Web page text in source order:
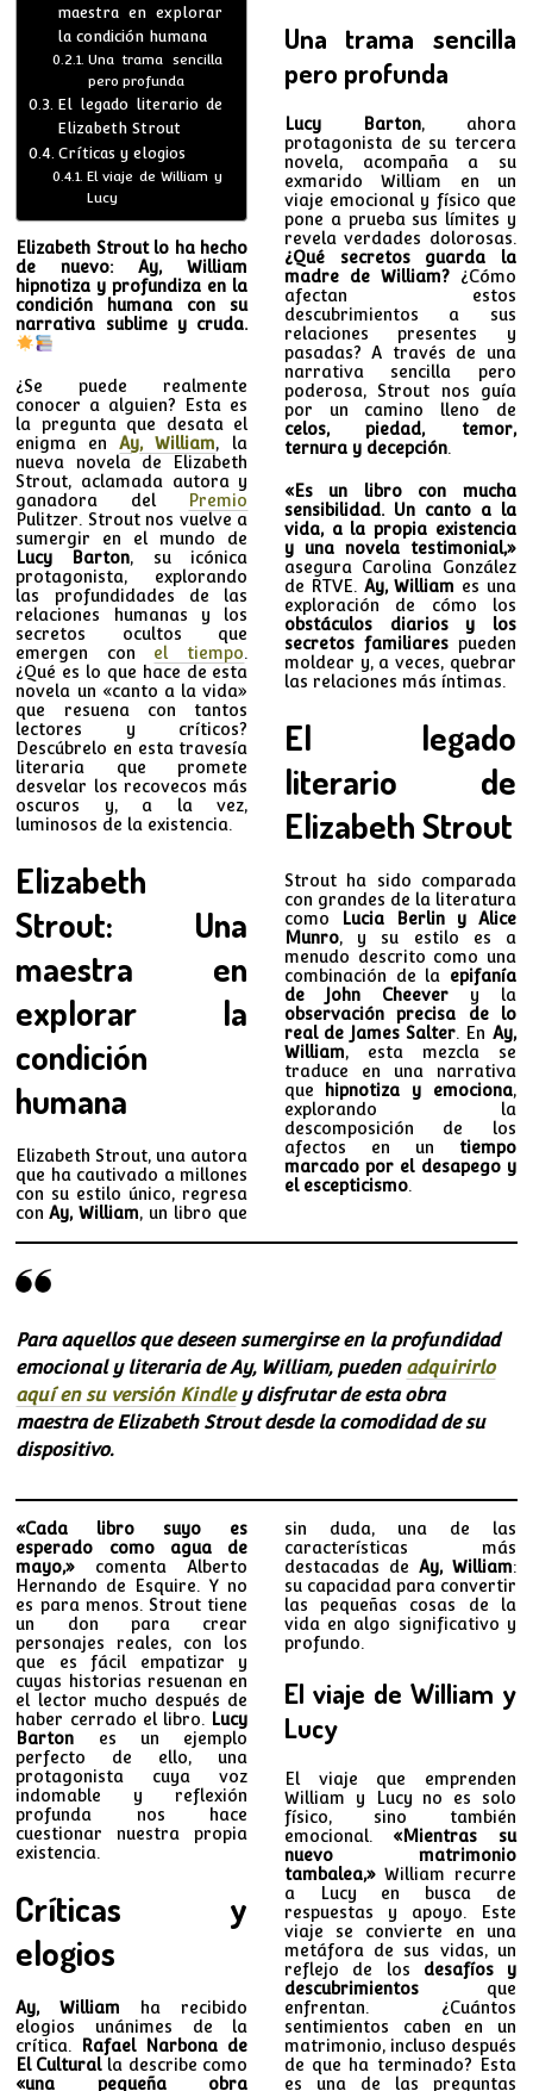
maestra en explorar
la condición humana
Una trama sencilla
pero profunda
El legado literario de
Elizabeth Strout
Críticas y elogios
El viaje de William y
Lucy
Elizabeth Strout lo ha hecho
de nuevo: Ay, William
hipnotiza y profundiza en la
condición humana con su
narrativa sublime y cruda.
¿Se puede realmente
conocer a alguien? Esta es
la pregunta que desata el
enigma enAy, William, la
nueva novela de Elizabeth
Strout, aclamada autora y
ganadora del Premio
Pulitzer. Strout nos vuelve a
sumergir en el mundo de
Lucy Barton, su icónica
protagonista, explorando
las profundidades de las
relaciones humanas y los
secretos ocultos que
emergen con el tiempo.
¿Qué es lo que hace de esta
novela un «canto a la vida»
que resuena con tantos
lectores y críticos?
Descúbrelo en esta travesía
literaria que promete
desvelar los recovecos más
oscuros y, a la vez,
luminosos de la existencia.
Elizabeth
Strout: Una
maestra en
explorar la
condición
humana
Elizabeth Strout, una autora
que ha cautivado a millones
con su estilo único, regresa
conAy, William, un libro que
Una trama sencilla
pero profunda
Lucy Barton, ahora
protagonista de su tercera
novela, acompaña a su
exmarido William en un
viaje emocional y físico que
pone a prueba sus límites y
revela verdades dolorosas.
¿Qué secretos guarda la
madre de William?¿Cómo
afectan estos
descubrimientos a sus
relaciones presentes y
pasadas? A través de una
narrativa sencilla pero
poderosa, Strout nos guía
por un camino lleno de
celos, piedad, temor,
ternura y decepción.
«Es un libro con mucha
sensibilidad. Un canto a la
vida, a la propia existencia
y una novela testimonial,»
asegura Carolina González
de RTVE. Ay, William es una
exploración de cómo los
obstáculos diarios y los
secretos familiarespueden
moldear y, a veces, quebrar
las relaciones más íntimas.
El legado
literario de
Elizabeth Strout
Strout ha sido comparada
con grandes de la literatura
como
Lucia Berlin y Alice
Munro, y su estilo es a
menudo descrito como una
combinación de la epifanía
de John Cheevery la
observación precisa de lo
real de James Salter. En Ay,
William, esta mezcla se
traduce en una narrativa
que
hipnotiza y emociona,
explorando la
descomposición de los
afectos en un tiempo
marcado por el desapego y
el escepticismo.
Para aquellos que deseen sumergirse en la profundidad
emocional y literaria de Ay, William, pueden adquirirlo
aquí en su versión Kindley disfrutar de esta obra
maestra de Elizabeth Strout desde la comodidad de su
dispositivo.
«Cada libro suyo es
esperado como agua de
mayo,» comenta Alberto
Hernando de Esquire. Y no
es para menos. Strout tiene
un don para crear
personajes reales, con los
que es fácil empatizar y
cuyas historias resuenan en
el lector mucho después de
haber cerrado el libro. Lucy
Barton es un ejemplo
perfecto de ello, una
protagonista cuya voz
indomable y reflexión
profunda nos hace
cuestionar nuestra propia
existencia.
Críticas y
elogios
Ay, William ha recibido
elogios unánimes de la
crítica.
Rafael Narbona de
El Culturalla describe como
«una pequeña obra
sin duda, una de las
características más
destacadas de Ay, William:
su capacidad para convertir
las pequeñas cosas de la
vida en algo significativo y
profundo.
El viaje de William y
Lucy
El viaje que emprenden
William y Lucy no es solo
físico, sino también
emocional. «Mientras su
nuevo matrimonio
tambalea,»William recurre
a Lucy en busca de
respuestas y apoyo. Este
viaje se convierte en una
metáfora de sus vidas, un
reflejo de los desafíos y
descubrimientosque
enfrentan. ¿Cuántos
sentimientos caben en un
matrimonio, incluso después
de que ha terminado? Esta
es una de las preguntas